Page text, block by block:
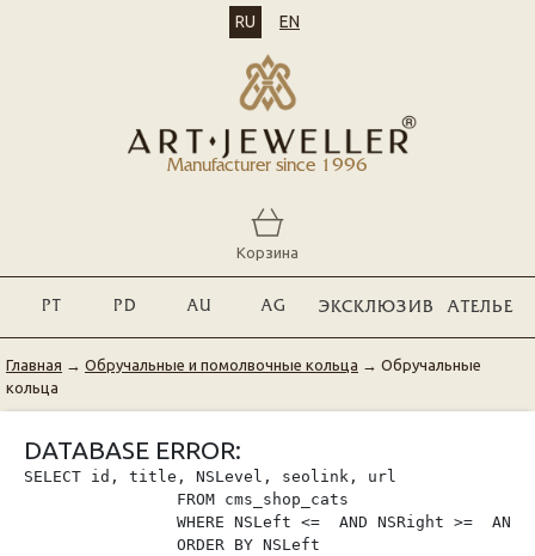
Manufacturer since 1996
RU EN
Корзина
PT PD AU AG ЭКСКЛЮЗИВ АТЕЛЬЕ
Главная → Обручальные и помолвочные кольца → Обручальные
кольца
DATABASE ERROR:
SELECT id, title, NSLevel, seolink, url
                FROM cms_shop_cats
WHERE NSLeft <=  AND NSRight >=  AND
                ORDER BY NSLeft